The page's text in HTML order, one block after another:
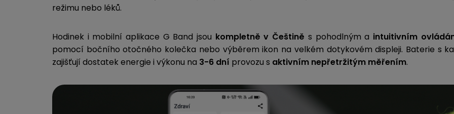
režimu nebo léků.
Hodinek i mobilní aplikace G Band jsou kompletně v Češtině s pohodlným a intuitivním
pomocí bočního otočného kolečka nebo výběrem ikon na velkém dotykovém displeji. Baterie s
zajišťují dostatek energie i výkonu na 3-6 dní provozu s aktivním nepřetržitým měřením.